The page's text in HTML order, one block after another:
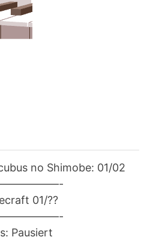
no Shimobe: 01/02
01/??
Pausiert